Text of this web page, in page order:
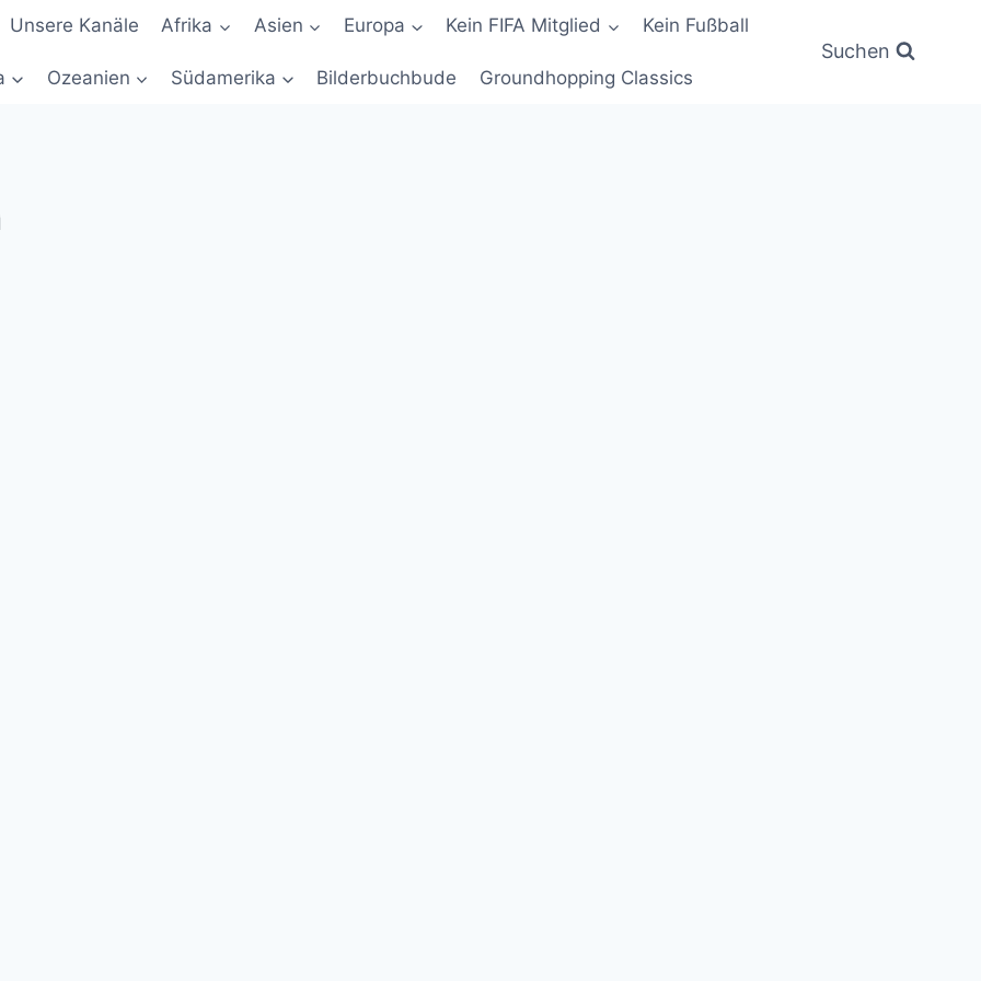
Unsere Kanäle Afrika Asien Europa Kein FIFA Mitglied Kein Fußball
Ozeanien Südamerika Bilderbuchbude Groundhopping Classics
Suchen